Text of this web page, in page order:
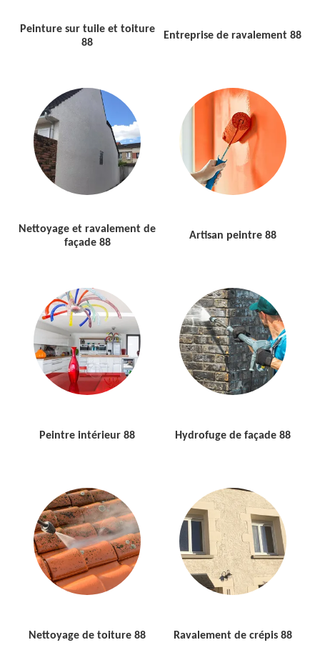
Peinture sur tuile et toiture
88
Entreprise de ravalement 88
Nettoyage et ravalement de
façade 88
Artisan peintre 88
Peintre intérieur 88 Hydrofuge de façade 88
Nettoyage de toiture 88 Ravalement de crépis 88